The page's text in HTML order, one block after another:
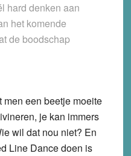
hard denken aan
het komende
de boodschap
een beetje moeite
je kan immers
wil dat nou niet? En
Line Dance doen is